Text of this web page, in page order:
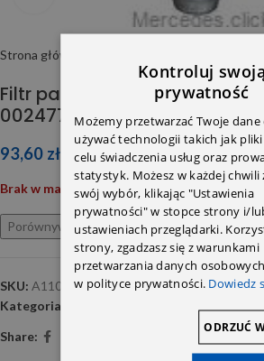
Strona główna
Filtr paliwa DB202,203,210,220
0024773001/0024776401
93,60 zł
Brak w magazynie
Porównywarka Ulubione
SKU: A110429
Kategoria:
Share:
Kontroluj swoją
prywatność
Możemy przetwarzać Twoje
używać technologii takich jak
celu świadczenia usług oraz
statystyk. Możesz w każdej chwili
swój wybór, klikając "Ustawienia
prywatności" w stopce strony i/
ustawieniach przeglądarki.
strony, zgadzasz się z warunkami
przetwarzania danych
w polityce prywatności. Dowiedz
ODRZUĆ